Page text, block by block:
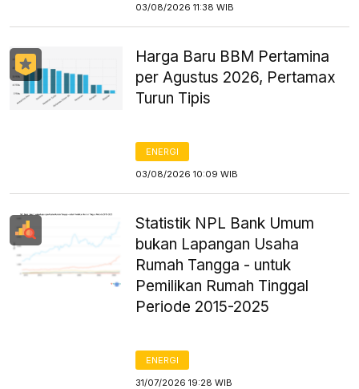
03/08/2026 11:38 WIB
Harga Baru BBM Pertamina
per Agustus 2026, Pertamax
Turun Tipis
ENERGI
03/08/2026 10:09 WIB
Statistik NPL Bank Umum
bukan Lapangan Usaha
Rumah Tangga - untuk
Pemilikan Rumah Tinggal
Periode 2015-2025
ENERGI
31/07/2026 19:28 WIB